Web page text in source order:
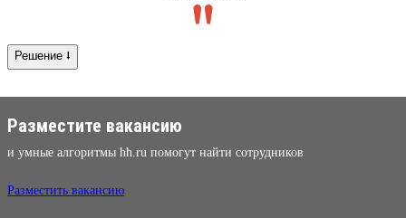
Решение ⭣
Разместите вакансию
и умные алгоритмы hh.ru помогут найти сотрудников
Разместить вакансию